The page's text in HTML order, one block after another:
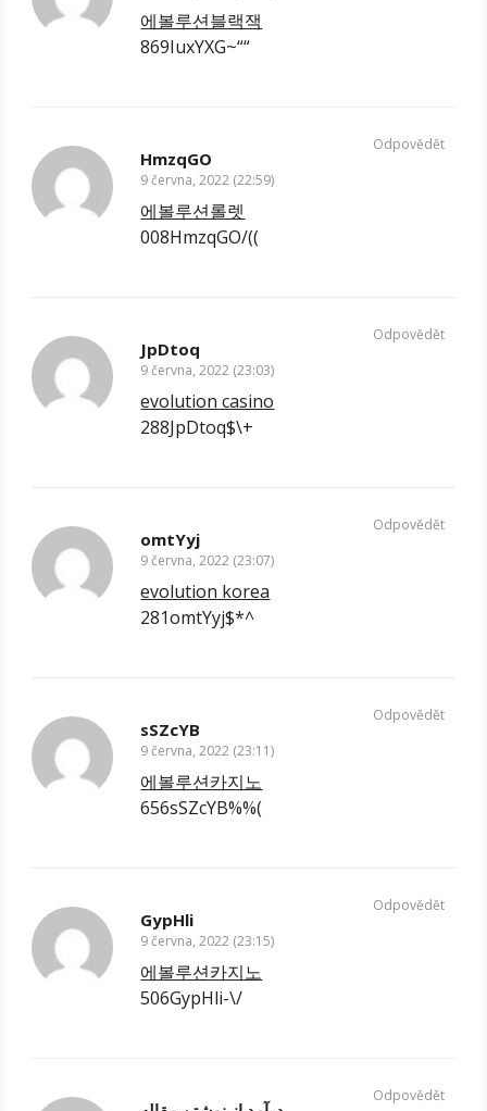
에볼루션블랙잭
869IuxYXG~““
HmzqGO
9 června, 2022 (22:59)
에볼루션롤렛
008HmzqGO/((
Odpovědět
JpDtoq
9 června, 2022 (23:03)
evolution casino
288JpDtoq$\+
Odpovědět
omtYyj
9 června, 2022 (23:07)
evolution korea
281omtYyj$*^
Odpovědět
sSZcYB
9 června, 2022 (23:11)
에볼루션카지노
656sSZcYB%%(
Odpovědět
GypHli
9 června, 2022 (23:15)
에볼루션카지노
506GypHli-\/
Odpovědět
Odpovědět